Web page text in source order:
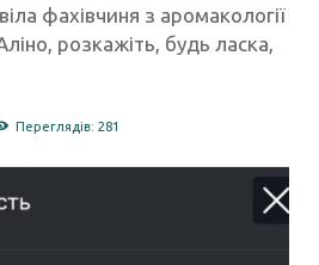
фахівчиня з аромакології
розкажіть, будь ласка,
Переглядів: 281